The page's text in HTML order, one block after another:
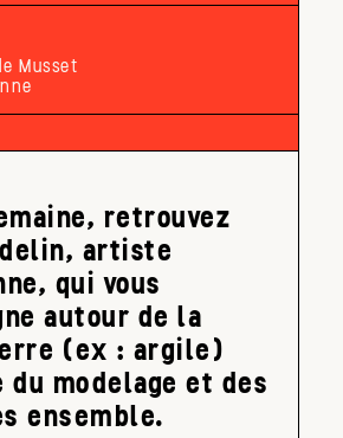
Musset
retrouvez
artiste
qui vous
autour de la
(ex : argile)
modelage et des
ensemble.